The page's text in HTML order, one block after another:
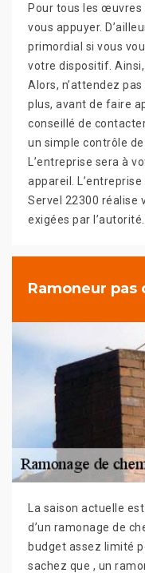
Pour tous les œuvres
vous appuyer.
primordial si vous
votre dispositif. Ainsi,
Alors, n’attendez
plus, avant de faire
conseillé de
un simple contrôle de
L’entreprise sera à
appareil.
Servel 22300 réalise
exigées par l’autorité.
Ramoneur pas
La saison actuelle
d’un ramonage de
budget assez limité
sachez que , un